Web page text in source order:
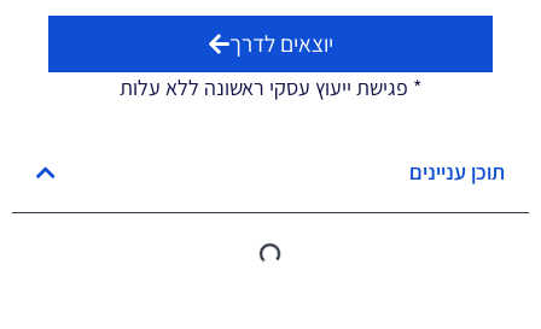
יוצאים לדרך
* פגישת ייעוץ עסקי ראשונה ללא עלות
תוכן עניינים